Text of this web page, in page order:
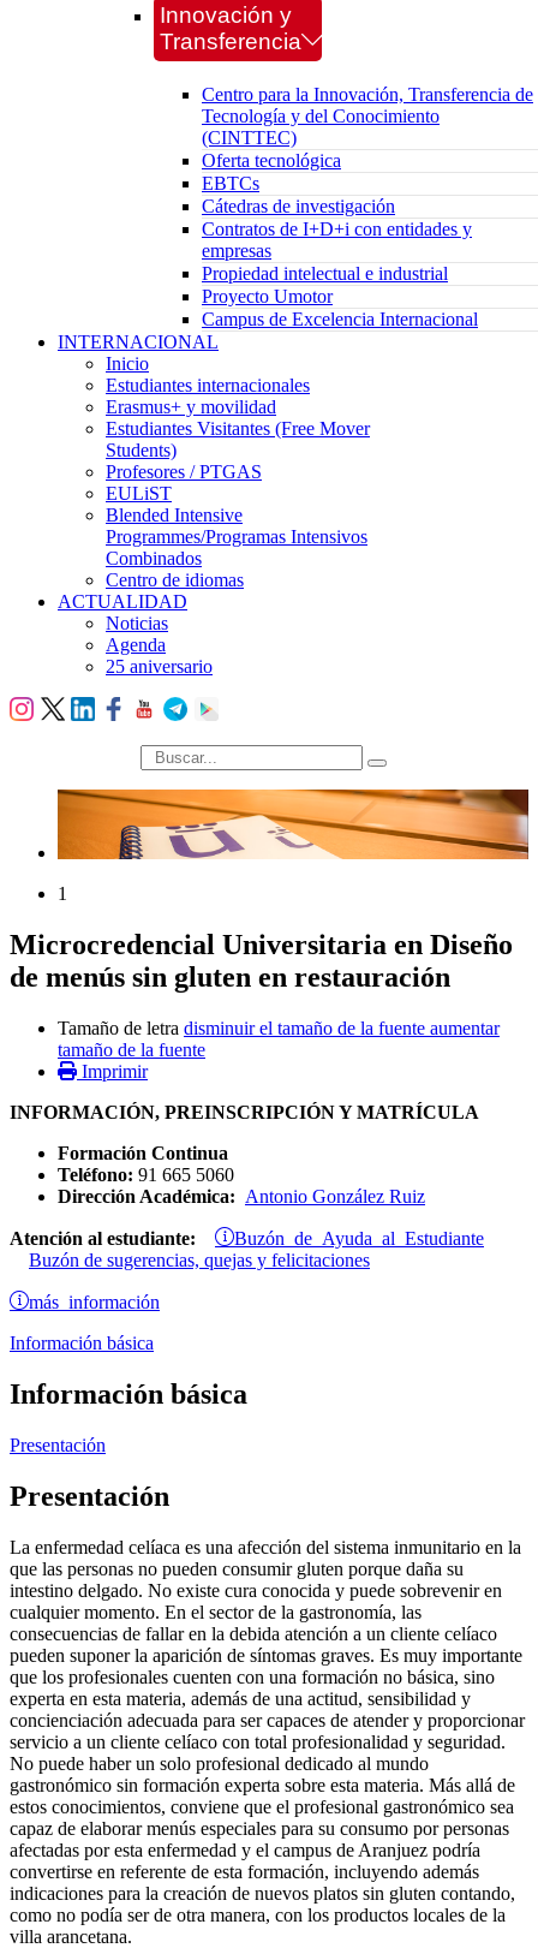
Innovación y
Transferencia
Centro para la Innovación, Transferencia de
Tecnología y del Conocimiento
(CINTTEC)
Oferta tecnológica
EBTCs
Cátedras de investigación
Contratos de I+D+i con entidades y
empresas
Propiedad intelectual e industrial
Proyecto Umotor
Campus de Excelencia Internacional
INTERNACIONAL
Inicio
Estudiantes internacionales
Erasmus+ y movilidad
Estudiantes Visitantes (Free Mover
Students)
Profesores / PTGAS
EULiST
Blended Intensive
Programmes/Programas Intensivos
Combinados
Centro de idiomas
ACTUALIDAD
Noticias
Agenda
25 aniversario
búsqueda
1
Microcredencial Universitaria en Diseño
de menús sin gluten en restauración
Tamaño de letra disminuir el tamaño de la fuente aumentar
tamaño de la fuente
Imprimir
INFORMACIÓN, PREINSCRIPCIÓN Y MATRÍCULA
Formación Continua
Teléfono: 91 665 5060
Dirección Académica: Antonio González Ruiz
Atención al estudiante: Buzón de Ayuda al Estudiante
Buzón de sugerencias, quejas y felicitaciones
más información
Información básica
Información básica
Presentación
Presentación
La enfermedad celíaca es una afección del sistema inmunitario en la
que las personas no pueden consumir gluten porque daña su
intestino delgado. No existe cura conocida y puede sobrevenir en
cualquier momento. En el sector de la gastronomía, las
consecuencias de fallar en la debida atención a un cliente celíaco
pueden suponer la aparición de síntomas graves. Es muy importante
que los profesionales cuenten con una formación no básica, sino
experta en esta materia, además de una actitud, sensibilidad y
concienciación adecuada para ser capaces de atender y proporcionar
servicio a un cliente celíaco con total profesionalidad y seguridad.
No puede haber un solo profesional dedicado al mundo
gastronómico sin formación experta sobre esta materia. Más allá de
estos conocimientos, conviene que el profesional gastronómico sea
capaz de elaborar menús especiales para su consumo por personas
afectadas por esta enfermedad y el campus de Aranjuez podría
convertirse en referente de esta formación, incluyendo además
indicaciones para la creación de nuevos platos sin gluten contando,
como no podía ser de otra manera, con los productos locales de la
villa arancetana.